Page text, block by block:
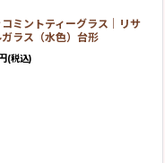
ミントティーグラス｜リサ
ラス（水色）台形
(税込)